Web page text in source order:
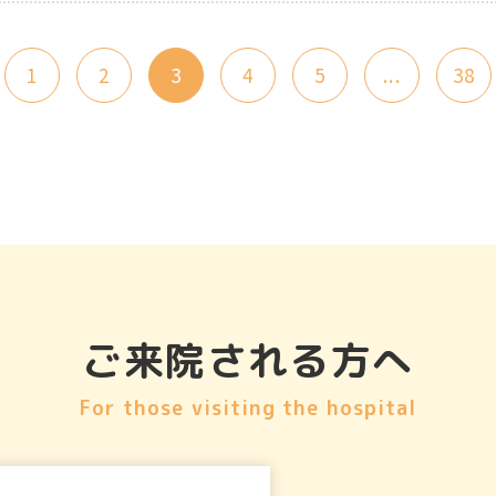
1 2 3 4 5 ... 38
ご来院される方へ
For those visiting the hospital